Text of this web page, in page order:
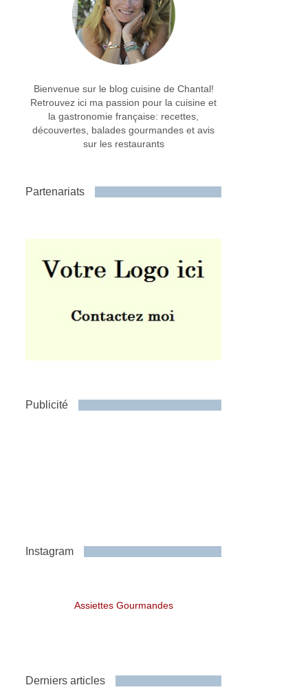
Bienvenue sur le blog cuisine de Chantal!
Retrouvez ici ma passion pour la cuisine et
la gastronomie française: recettes,
découvertes, balades gourmandes et avis
sur les restaurants
Partenariats
Publicité
Instagram
Assiettes Gourmandes
Derniers articles